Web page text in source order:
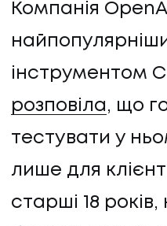
Компанія
інструментом
розповіла, що
тестувати у
лише для
старші 18